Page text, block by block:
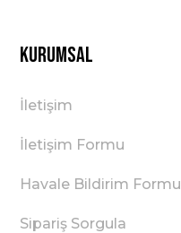
Kurumsal
İletişim
İletişim Formu
Havale Bildirim Formu
Sipariş Sorgula